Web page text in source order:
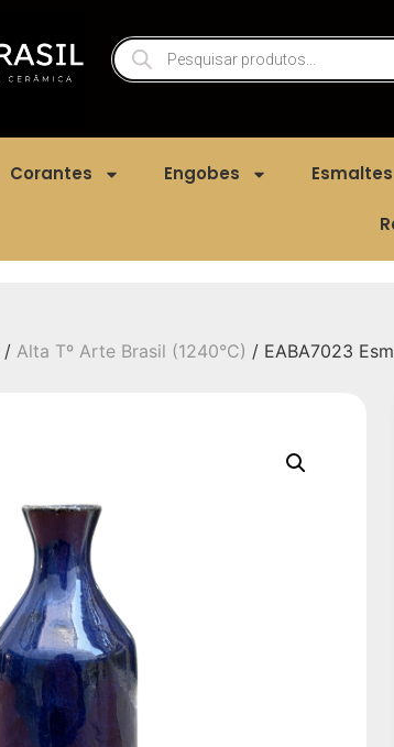
Corantes Engobes Esmaltes
/ Alta Tº Arte Brasil (1240°C) / EABA7023